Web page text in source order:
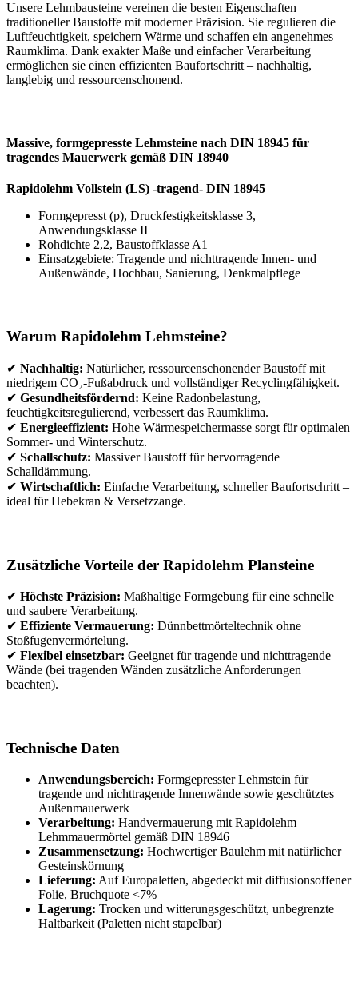
Unsere Lehmbausteine vereinen die besten Eigenschaften
traditioneller Baustoffe mit moderner Präzision. Sie regulieren die
Luftfeuchtigkeit, speichern Wärme und schaffen ein angenehmes
Raumklima. Dank exakter Maße und einfacher Verarbeitung
ermöglichen sie einen effizienten Baufortschritt – nachhaltig,
langlebig und ressourcenschonend.
Massive, formgepresste Lehmsteine nach DIN 18945 für
tragendes Mauerwerk gemäß DIN 18940
Rapidolehm Vollstein (LS) -tragend- DIN 18945
Formgepresst (p), Druckfestigkeitsklasse 3,
Anwendungsklasse II
Rohdichte 2,2, Baustoffklasse A1
Einsatzgebiete: Tragende und nichttragende Innen- und
Außenwände, Hochbau, Sanierung, Denkmalpflege
Warum Rapidolehm Lehmsteine?
✔ Nachhaltig: Natürlicher, ressourcenschonender Baustoff mit
niedrigem CO₂-Fußabdruck und vollständiger Recyclingfähigkeit.
✔ Gesundheitsfördernd: Keine Radonbelastung,
feuchtigkeitsregulierend, verbessert das Raumklima.
✔ Energieeffizient: Hohe Wärmespeichermasse sorgt für optimalen
Sommer- und Winterschutz.
✔ Schallschutz: Massiver Baustoff für hervorragende
Schalldämmung.
✔ Wirtschaftlich: Einfache Verarbeitung, schneller Baufortschritt –
ideal für Hebekran & Versetzzange.
Zusätzliche Vorteile der Rapidolehm Plansteine
✔ Höchste Präzision: Maßhaltige Formgebung für eine schnelle
und saubere Verarbeitung.
✔ Effiziente Vermauerung: Dünnbettmörteltechnik ohne
Stoßfugenvermörtelung.
✔ Flexibel einsetzbar: Geeignet für tragende und nichttragende
Wände (bei tragenden Wänden zusätzliche Anforderungen
beachten).
Technische Daten
Anwendungsbereich: Formgepresster Lehmstein für
tragende und nichttragende Innenwände sowie geschütztes
Außenmauerwerk
Verarbeitung: Handvermauerung mit Rapidolehm
Lehmmauermörtel gemäß DIN 18946
Zusammensetzung: Hochwertiger Baulehm mit natürlicher
Gesteinskörnung
Lieferung: Auf Europaletten, abgedeckt mit diffusionsoffener
Folie, Bruchquote <7%
Lagerung: Trocken und witterungsgeschützt, unbegrenzte
Haltbarkeit (Paletten nicht stapelbar)